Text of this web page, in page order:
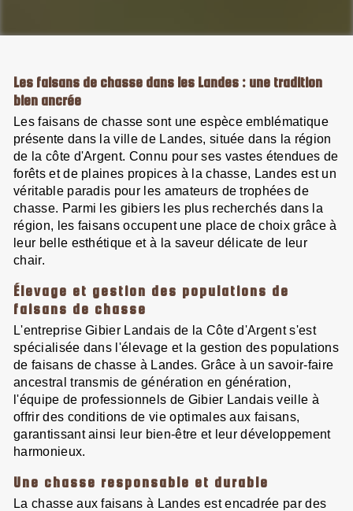
Les faisans de chasse dans les Landes : une tradition
bien ancrée
Les faisans de chasse sont une espèce emblématique
présente dans la ville de Landes, située dans la région
de la côte d'Argent. Connu pour ses vastes étendues de
forêts et de plaines propices à la chasse, Landes est un
véritable paradis pour les amateurs de trophées de
chasse. Parmi les gibiers les plus recherchés dans la
région, les faisans occupent une place de choix grâce à
leur belle esthétique et à la saveur délicate de leur
chair.
Élevage et gestion des populations de
faisans de chasse
L'entreprise Gibier Landais de la Côte d'Argent s'est
spécialisée dans l'élevage et la gestion des populations
de faisans de chasse à Landes. Grâce à un savoir-faire
ancestral transmis de génération en génération,
l'équipe de professionnels de Gibier Landais veille à
offrir des conditions de vie optimales aux faisans,
garantissant ainsi leur bien-être et leur développement
harmonieux.
Une chasse responsable et durable
La chasse aux faisans à Landes est encadrée par des